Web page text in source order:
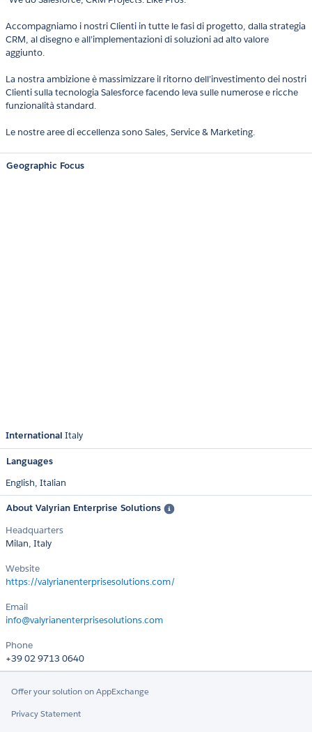
Accompagniamo i nostri Clienti in tutte le fasi di progetto, dalla strategia
CRM, al disegno e all’implementazioni di soluzioni ad alto valore
aggiunto.
La nostra ambizione è massimizzare il ritorno dell’investimento dei nostri
Clienti sulla tecnologia Salesforce facendo leva sulle numerose e ricche
funzionalità standard.
Le nostre aree di eccellenza sono Sales, Service & Marketing.
Geographic Focus
International Italy
Languages
English, Italian
About Valyrian Enterprise Solutions
Headquarters
Milan, Italy
Website
https://valyrianenterprisesolutions.com/
Email
info@valyrianenterprisesolutions.com
Phone
+39 02 9713 0640‬
Offer your solution on AppExchange
Privacy Statement